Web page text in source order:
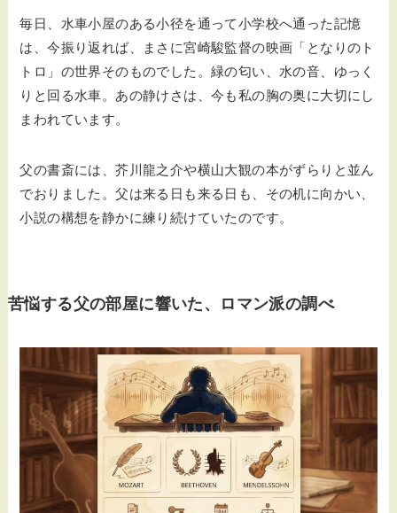
毎日、水車小屋のある小径を通って小学校へ通った記憶
は、今振り返れば、まさに宮崎駿監督の映画「となりのト
トロ」の世界そのものでした。緑の匂い、水の音、ゆっく
りと回る水車。あの静けさは、今も私の胸の奥に大切にし
まわれています。
父の書斎には、芥川龍之介や横山大観の本がずらりと並ん
でおりました。父は来る日も来る日も、その机に向かい、
小説の構想を静かに練り続けていたのです。
苦悩する父の部屋に響いた、ロマン派の調べ